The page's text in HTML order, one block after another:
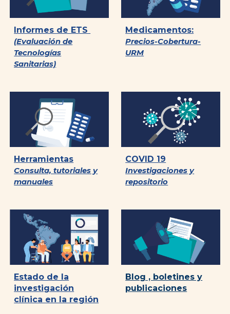
Informes de ETS
(Evaluación de
Tecnologías
Sanitarias)
Medicamentos:
Precios-Cobertura-
URM
Herramientas
Consulta, tutoriales y
manuales
COVID 19
Investigaciones y
repositorio
Estado de la
investigación
clínica en la región
Blog , boletines y
publicaciones